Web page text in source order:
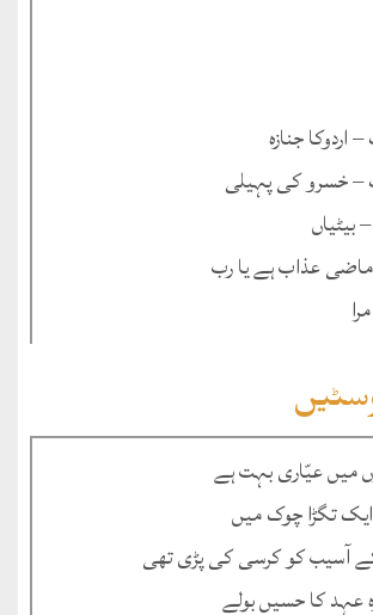
جنازہ
خسرو کی پہیلی
ماضی عذاب ہے یا رب